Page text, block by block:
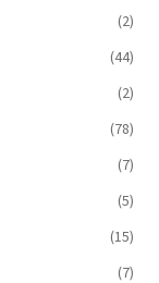
(2)
(44)
(2)
(78)
(7)
(5)
(15)
(7)